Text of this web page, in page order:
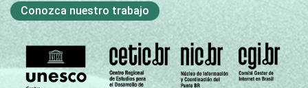
ALUNOS
informação
da escola
PARTICIPAÇÃO
Sim 4
Conozca nuestro trabajo